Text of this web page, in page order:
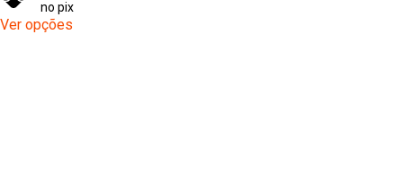
no pix
Ver opções